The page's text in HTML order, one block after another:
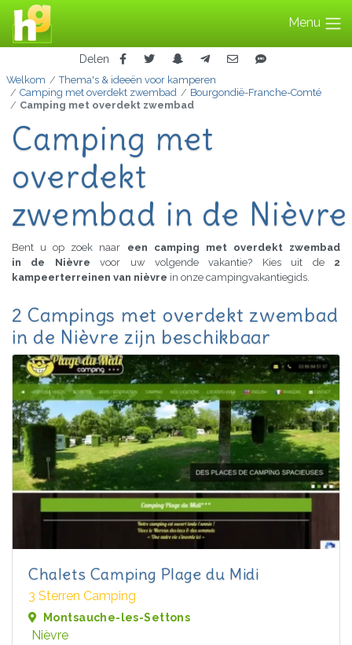
Menu
Delen
Welkom
Thema's & ideeën voor kamperen
Camping met overdekt zwembad
Bourgondië-Franche-Comté
Camping met overdekt zwembad
Camping met
overdekt
zwembad in de Nièvre
Bent u op zoek naar een camping met overdekt zwembad
in de Nièvrevoor uw volgende vakantie? Kies uit de 2
kampeerterreinen van nièvre in onze campingvakantiegids.
2 Campings met overdekt zwembad
in de Nièvre zijn beschikbaar
Chalets Camping Plage du Midi
3 Sterren Camping
Montsauche-les-Settons
Nièvre